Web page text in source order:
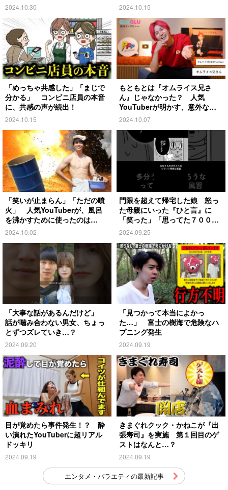
2024.10.30 2024.10.15
「めっちゃ共感した」「まじで
分かる」 コンビニ店員の本音
に、共感の声が続出！
2024.10.15
もともとは『オムライス兄さ
ん』じゃなかった？ 人気
YouTuberが明かす、意外な過
去とは
2024.10.07
「笑いが止まらん」「ただの噴
火」 人気YouTuberが、風呂
を沸かすために使ったのは…
2024.10.02
門限を超えて帰宅した娘 怒っ
た母親にいった『ひと言』に
「笑った」「思ってた７００倍
特殊」
2024.09.25
「大事な話があるんだけど」
話が噛み合わない男女、ちょっ
とずつズレていき…？
2024.09.20
「見つかって本当によかっ
た…」 富士の樹海で危険なハ
プニング発生
2024.09.19
目が覚めたら事件発生！？ 酔
い潰れたYouTuberに超リアル
ドッキリ
2024.09.19
きまぐれクック・かねこが『出
張寿司』を実施 第１回目のゲ
ストはなんと…？
2024.09.19
エンタメ・バラエティの最新記事